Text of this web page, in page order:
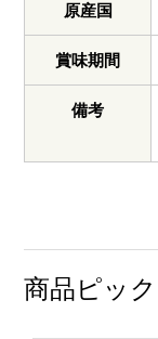
原産国
賞味期間
備考
商品ピッ